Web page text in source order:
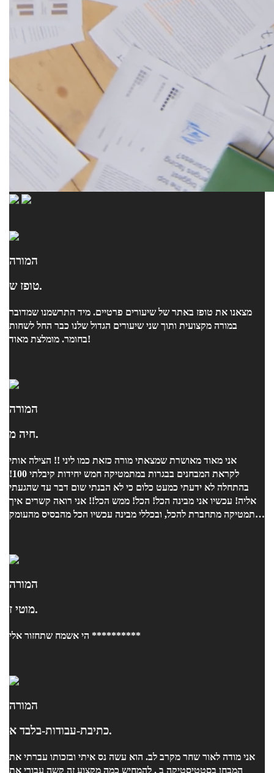
המורה
טופז ש.
מצאנו את טופז באתר של שיעורים פרטיים. מיד התרשמנו שמדובר
במורה מקצועית ותוך שני שיעורים הגדול שלנו כבר החל לשחות
בחומר. מומלצת מאוד!
המורה
חיה מ.
אני מאוד מאושרת שמצאתי מורה כזאת כמו ליני !! הצילה אותי
לקראת המבחנים בבגרות במתמטיקה חמש יחידות קיבלתי 100!
בהתחלה לא ידעתי כמעט כלום כי לא הבנתי שום דבר עד שהגעתי
אליה! עכשיו אני מבינה הכל! הכל! ממש הכל!! אני רואה קשרים איך
מתמטיקה מתחברת להכל, ובכללי מבינה עכשיו הכל מהבסיס מהעומק
המורה
מוטי ז.
הי אשמח שתחזור אלי **********
המורה
כתיבת-עבודות-בלבד א.
אני מודה לאור שחר מקרב לב. הוא עשה נס איתי ובזכותו עברתי את
המבחן בסטטיסטיקה ב . להמחיש כמה מקצוע זה קשה עבורי את